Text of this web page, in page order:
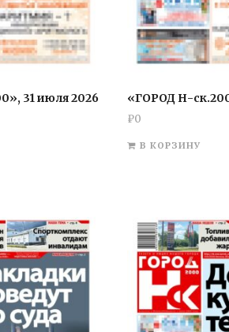
31 июля 2026 «ГОРОД Н-
₽0
В КОРЗИНУ